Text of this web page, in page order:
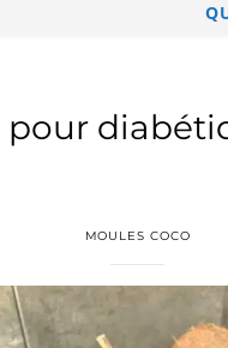
pour
MOULES COCO